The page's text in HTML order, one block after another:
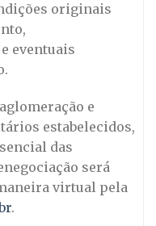
originais
eventuais
e
estabelecidos,
das
será
virtual pela
.